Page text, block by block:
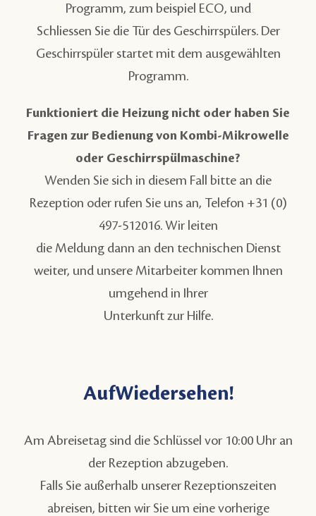
Programm, zum beispiel ECO, und
Schliessen Sie die Tür des Geschirrspülers. Der
Geschirrspüler startet mit dem ausgewählten
Programm.
Funktioniert die Heizung nicht oder haben Sie
Fragen zur Bedienung von Kombi-Mikrowelle
oder Geschirrspülmaschine?
Wenden Sie sich in diesem Fall bitte an die
Rezeption oder rufen Sie uns an, Telefon +31 (0)
497-512016. Wir leiten
die Meldung dann an den technischen Dienst
weiter, und unsere Mitarbeiter kommen Ihnen
umgehend in Ihrer
Unterkunft zur Hilfe.
AufWiedersehen!
Am Abreisetag sind die Schlüssel vor 10:00 Uhr an
der Rezeption abzugeben.
Falls Sie außerhalb unserer Rezeptionszeiten
abreisen, bitten wir Sie um eine vorherige